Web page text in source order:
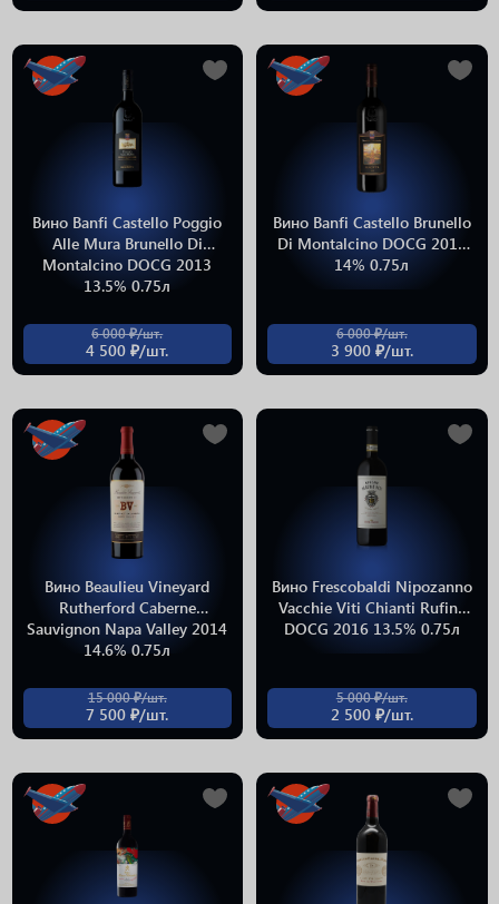
Вино Banfi Castello Poggio
Alle Mura Brunello Di
Montalcino DOCG 2013
13.5% 0.75л
6 000 ₽/шт.
4 500 ₽/шт.
Вино Banfi Castello Brunello
Di Montalcino DOCG 2014
14% 0.75л
6 000 ₽/шт.
3 900 ₽/шт.
Вино Beaulieu Vineyard
Rutherford Caberne
Sauvignon Napa Valley 2014
14.6% 0.75л
15 000 ₽/шт.
7 500 ₽/шт.
Вино Frescobaldi Nipozanno
Vacchie Viti Chianti Rufina
DOCG 2016 13.5% 0.75л
5 000 ₽/шт.
2 500 ₽/шт.